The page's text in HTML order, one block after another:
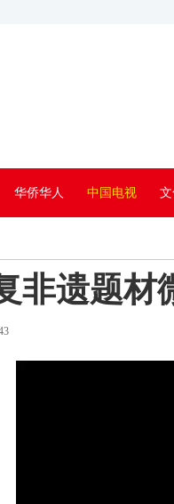
华侨华人 中国电视
非遗题材